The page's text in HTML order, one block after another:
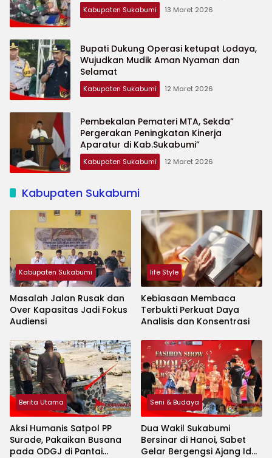
Kabupaten Sukabumi 13 Maret 2026
Bupati Dukung Operasi ketupat Lodaya,
Wujudkan Mudik Aman Nyaman dan
Selamat
Kabupaten Sukabumi 12 Maret 2026
Pembekalan Pemateri MTA, Sekda”
Pergerakan Peningkatan Kinerja
Aparatur di Kab.Sukabumi”
Kabupaten Sukabumi 12 Maret 2026
Kabupaten Sukabumi
Kabupaten Sukabumi
Masalah Jalan Rusak dan
Over Kapasitas Jadi Fokus
Audiensi
life Style
Kebiasaan Membaca
Terbukti Perkuat Daya
Analisis dan Konsentrasi
Berita Utama
Aksi Humanis Satpol PP
Surade, Pakaikan Busana
pada ODGJ di Pantai
Seni & Budaya
Dua Wakil Sukabumi
Bersinar di Hanoi, Sabet
Gelar Bergengsi Ajang Idol